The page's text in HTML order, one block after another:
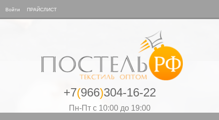
Войти ПРАЙСЛИСТ
+7(966)304-16-22
Пн-Пт с 10:00 до 19:00